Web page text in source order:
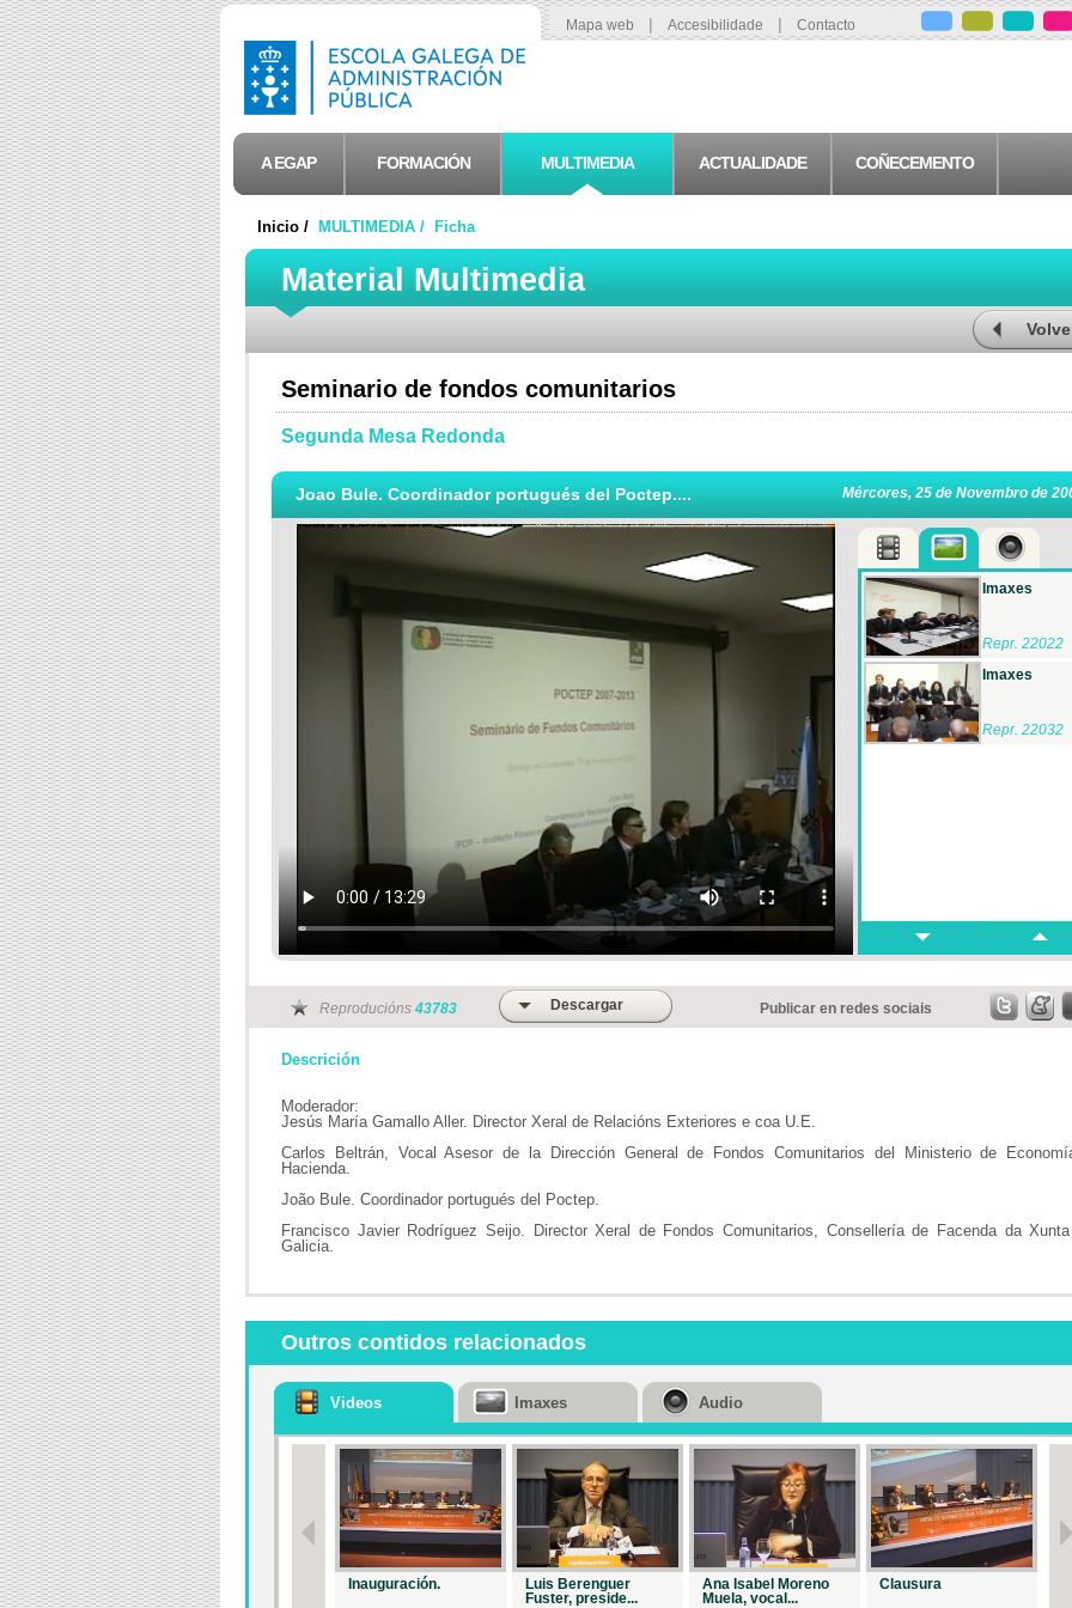
Mapa web | Accesibilidade | Contacto
A EGAP FORMACIÓN MULTIMEDIA ACTUALIDADE COÑECEMENTO
Inicio / MULTIMEDIA / Ficha
Material Multimedia
Seminario de fondos comunitarios
Segunda Mesa Redonda
Joao Bule. Coordinador portugués del Poctep.... Mércores, 25 de Novembro de
Imaxes
Repr. 22022
Imaxes
Repr. 22032
Reproducións 43783 Descargar Publicar en redes sociais
Descrición
Moderador:
Jesús María Gamallo Aller. Director Xeral de Relacións Exteriores e coa U.E.
Carlos Beltrán, Vocal Asesor de la Dirección General de Fondos Comunitarios del Ministerio de
Hacienda.
João Bule. Coordinador portugués del Poctep.
Francisco Javier Rodríguez Seijo. Director Xeral de Fondos Comunitarios, Consellería de Facenda da
Galicia.
Outros contidos relacionados
Videos
Inauguración.
Luis Berenguer
Fuster, preside...
Ana Isabel Moreno
Muela, vocal...
Clausura
Imaxes Audio